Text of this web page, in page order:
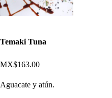
Temaki Tuna
MX$163.00
Aguacate y atún.